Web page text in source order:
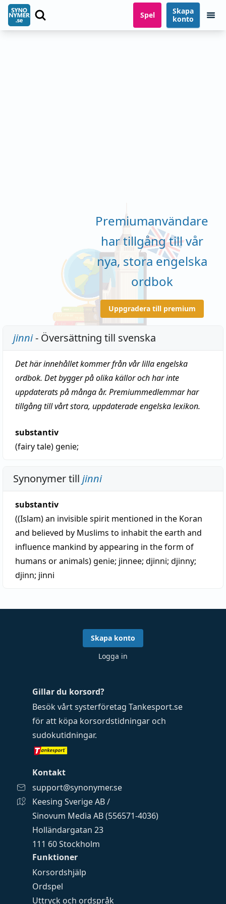
Spel
Skapa
konto
Premiumanvändare
har tillgång till vår
nya, stora engelska
ordbok
Uppgradera till premium
jinni- Översättning till svenska
Det här innehållet kommer från vår lilla engelska
ordbok. Det bygger på olika källor och har inte
uppdaterats på många år. Premiummedlemmar har
tillgång till vårt stora, uppdaterade engelska lexikon.
substantiv
(fairy tale)genie;
Synonymer till jinni
substantiv
((Islam) an invisible spirit mentioned in the Koran
and believed by Muslims to inhabit the earth and
influence mankind by appearing in the form of
humans or animals)genie; jinnee; djinni; djinny;
djinn; jinni
Funktioner
Korsordshjälp
Ordspel
Uttryck och ordspråk
Gillar du korsord?
Besök vårt systerföretag Tankesport.se
för att köpa korsordstidningar och
sudokutidningar.
Kontakt
support@synonymer.se
Keesing Sverige AB /
Sinovum Media AB (556571-4036)
Holländargatan 23
111 60 Stockholm
Skapa konto
Logga in